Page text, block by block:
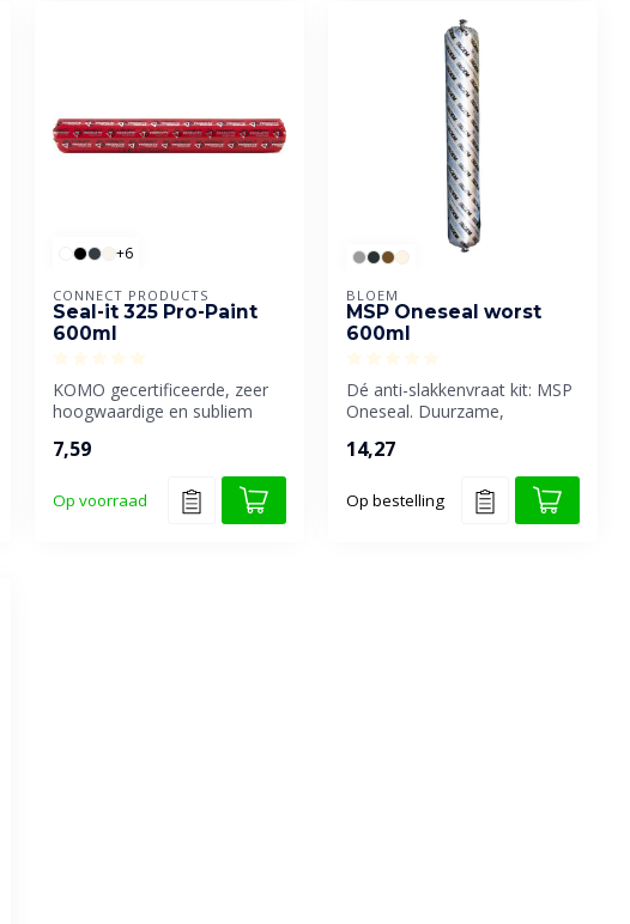
+6
CONNECT PRODUCTS
Seal-it 325 Pro-Paint
600ml
KOMO gecertificeerde, zeer
hoogwaardige en subliem
afdichtingsk...
7,59
Op voorraad
BLOEM
MSP Oneseal worst
600ml
Dé anti-slakkenvraat kit: MSP
Oneseal. Duurzame,
voor...
14,27
Op bestelling